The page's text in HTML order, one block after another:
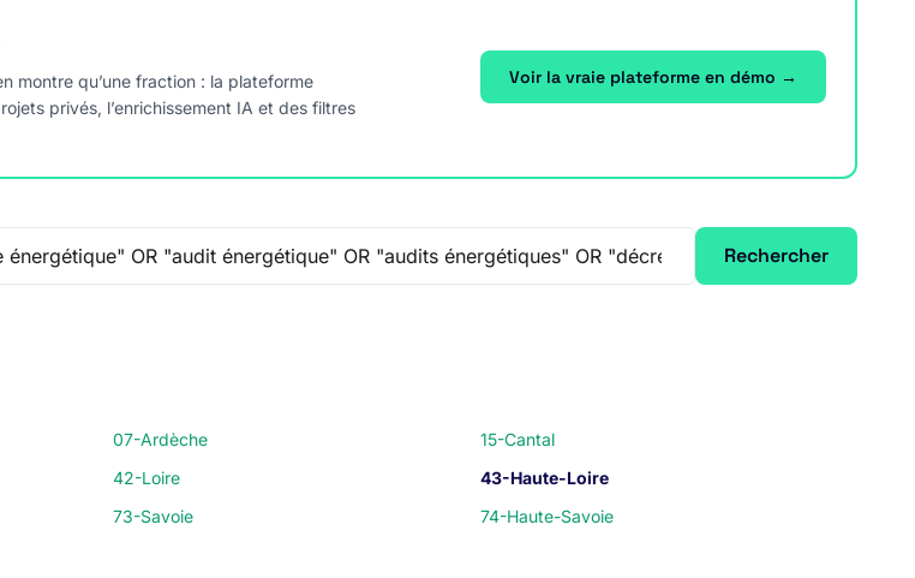
montre qu’une fraction : la plateforme
privés, l’enrichissement IA et des filtres
Voir la vraie plateforme en démo →
Rechercher
07-Ardèche
15-Cantal
42-Loire
43-Haute-Loire
73-Savoie 74-Haute-Savoie